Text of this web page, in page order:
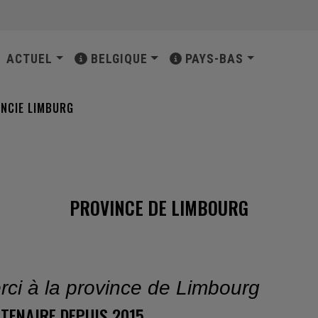
ACTUEL BELGIQUE PAYS-BAS
LIMBURG
PROVINCE DE LIMBOURG
à la province de Limbourg